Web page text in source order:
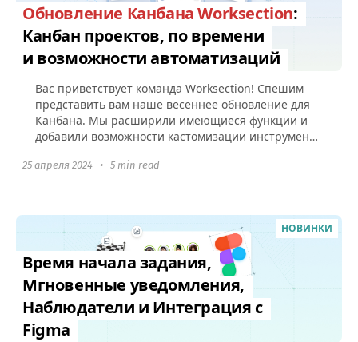
Обновление Канбана Worksection:
Канбан проектов, по времени
и возможности автоматизаций
Вас приветствует команда Worksection! Спешим
представить вам наше весеннее обновление для
Канбана. Мы расширили имеющиеся функции и
добавили возможности кастомизации инструмента
25 апреля 2024 • 5 min read
НОВИНКИ
Время начала задания,
Мгновенные уведомления,
Наблюдатели и Интеграция с
Figma